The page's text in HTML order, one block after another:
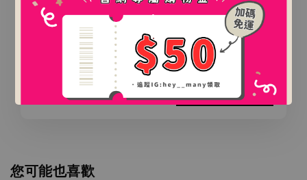
.
.
NT$ 0
NT$ 888
加入購物車
您可能也喜歡